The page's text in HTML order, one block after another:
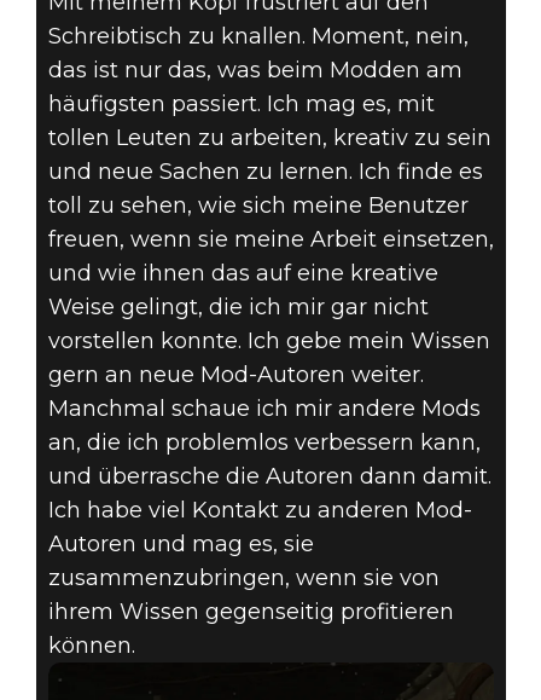
Schreibtisch zu knallen. Moment, nein,
das ist nur das, was beim Modden am
häufigsten passiert. Ich mag es, mit
tollen Leuten zu arbeiten, kreativ zu sein
und neue Sachen zu lernen. Ich finde es
toll zu sehen, wie sich meine Benutzer
freuen, wenn sie meine Arbeit einsetzen,
und wie ihnen das auf eine kreative
Weise gelingt, die ich mir gar nicht
vorstellen konnte. Ich gebe mein Wissen
gern an neue Mod-Autoren weiter.
Manchmal schaue ich mir andere Mods
an, die ich problemlos verbessern kann,
und überrasche die Autoren dann damit.
Ich habe viel Kontakt zu anderen Mod-
Autoren und mag es, sie
zusammenzubringen, wenn sie von
ihrem Wissen gegenseitig profitieren
können.